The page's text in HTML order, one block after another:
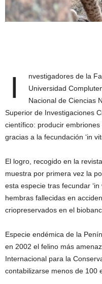
I
nvestigadores de la
Universidad
Nacional de Ciencias
Superior de Investigaciones
científico: producir
gracias a la fecundación ‘in
El logro, recogido en la
muestra por primera vez la
esta especie tras fecundar
hembras fallecidas en
criopreservados en el
Especie endémica de la
en 2002 el felino más
Internacional para la
contabilizarse menos de 100